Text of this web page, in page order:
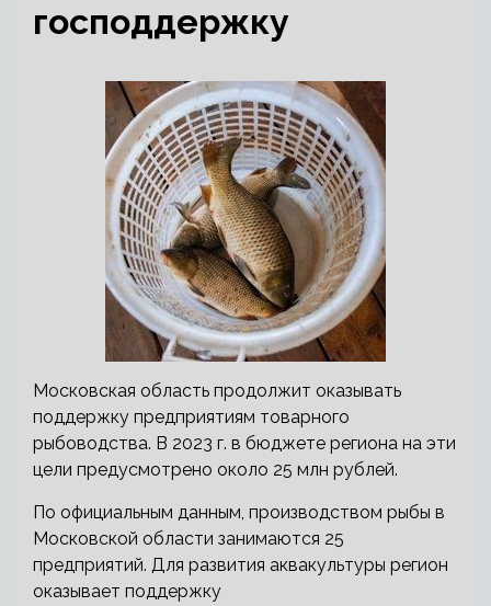
господдержку
Московская область продолжит оказывать
поддержку предприятиям товарного
рыбоводства. В 2023 г. в бюджете региона на эти
цели предусмотрено около 25 млн рублей.
По официальным данным, производством рыбы в
Московской области занимаются 25
предприятий. Для развития аквакультуры регион
оказывает поддержку